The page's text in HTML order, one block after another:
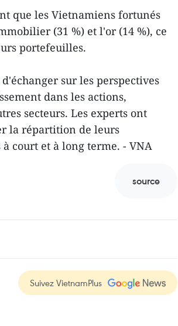
que les Vietnamiens fortunés
(31 %) et l'or (14 %), ce
portefeuilles.
sur les perspectives
dans les actions,
secteurs. Les experts ont
la répartition de leurs
court et à long terme. - VNA
source
Suivez VietnamPlus